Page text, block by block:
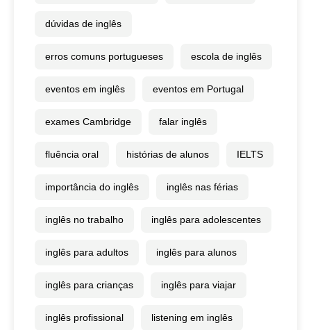
dúvidas de inglês
erros comuns portugueses escola de inglês
eventos em inglês eventos em Portugal
exames Cambridge falar inglês
fluência oral histórias de alunos IELTS
importância do inglês inglês nas férias
inglês no trabalho inglês para adolescentes
inglês para adultos inglês para alunos
inglês para crianças inglês para viajar
inglês profissional listening em inglês